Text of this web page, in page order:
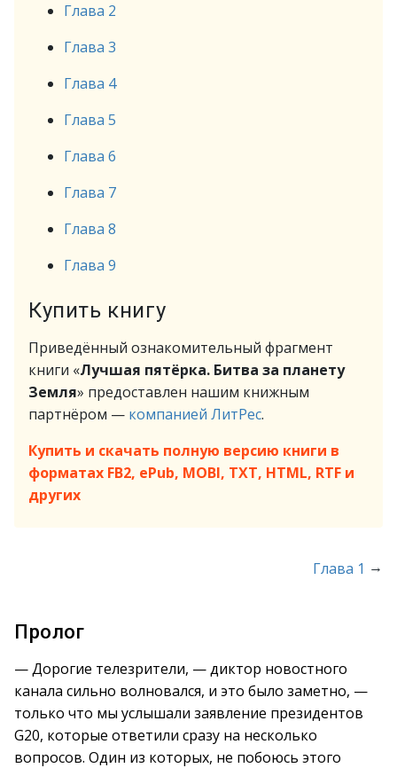
Глава 2
Глава 3
Глава 4
Глава 5
Глава 6
Глава 7
Глава 8
Глава 9
Купить книгу
Приведённый ознакомительный фрагмент
книги «Лучшая пятёрка. Битва за планету
Земля» предоставлен нашим книжным
партнёром — компанией ЛитРес.
Купить и скачать полную версию книги в
форматах FB2, ePub, MOBI, TXT, HTML, RTF и
других
Глава 1 →
Пролог
— Дорогие телезрители, — диктор новостного
канала сильно волновался, и это было заметно, —
только что мы услышали заявление президентов
G20, которые ответили сразу на несколько
вопросов. Один из которых, не побоюсь этого